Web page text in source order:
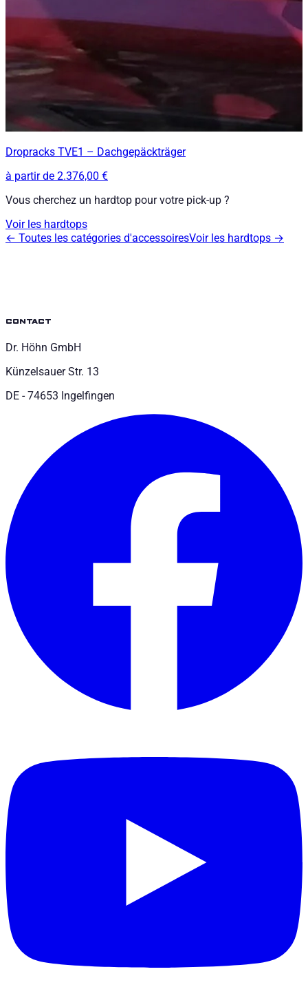
Dropracks TVE1 – Dachgepäckträger
à partir de 2.376,00 €
Vous cherchez un hardtop pour votre pick-up ?
Voir les hardtops
← Toutes les catégories d'accessoiresVoir les hardtops →
contact
Dr. Höhn GmbH
Künzelsauer Str. 13
DE - 74653 Ingelfingen